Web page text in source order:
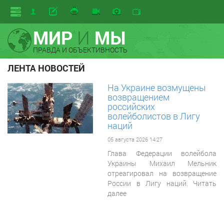
МИРИ МЫ
ПРАВДА И ОБЪЕКТИВНОСТЬ
ЛЕНТА НОВОСТЕЙ
На Украине возмущены
возвращением
российских
волейболистов в Лигу
наций
05 августа 2026 14:27
Глава Федерации волейбола
Украины Михаил Мельник
отреагировал на возвращение
России в Лигу наций. Читать
далее